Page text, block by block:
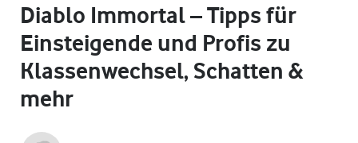
Diablo Immortal – Tipps für
Einsteigende und Profis zu
Klassenwechsel, Schatten &
mehr